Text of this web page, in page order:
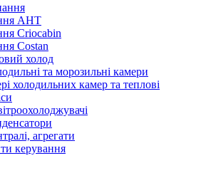
AHT
Criocabin
Costan
холод
та морозильні камери
холодильних камер та теплові
агрегати
керування